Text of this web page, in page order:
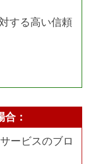
する高い信頼
：
ービスのブロ